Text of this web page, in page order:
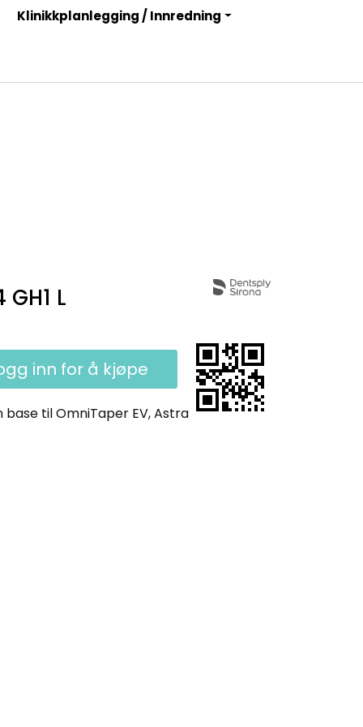
Klinikkplanlegging / Innredning
GH1 L
inn for å kjøpe
base til OmniTaper EV, Astra